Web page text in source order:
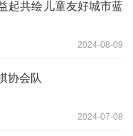
起共绘儿童友好城市蓝
2024-08-09
协会队
2024-07-08